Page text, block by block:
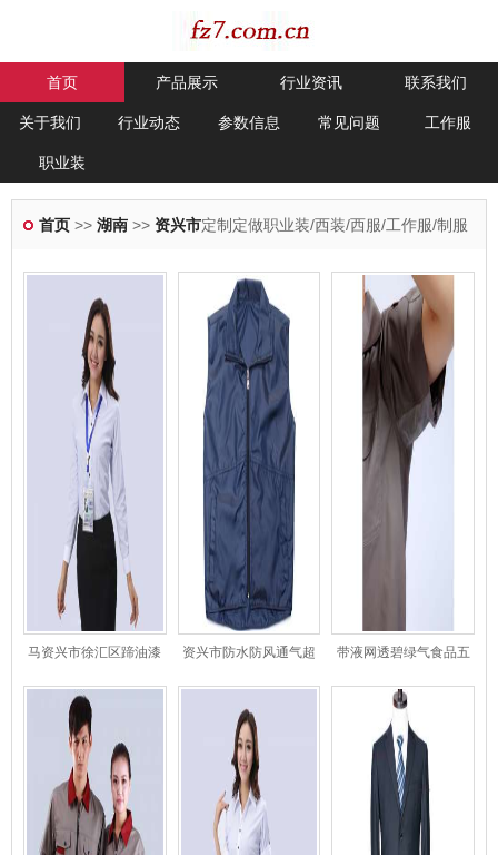
首页 产品展示 行业资讯 联系我们
关于我们 行业动态 参数信息 常见问题 工作服
职业装
首页 >> 湖南 >> 资兴市定制定做职业装/西装/西服/工作服/制服
马资兴市徐汇区蹄油漆
资兴市防水防风通气超
带液网透碧绿气食品五